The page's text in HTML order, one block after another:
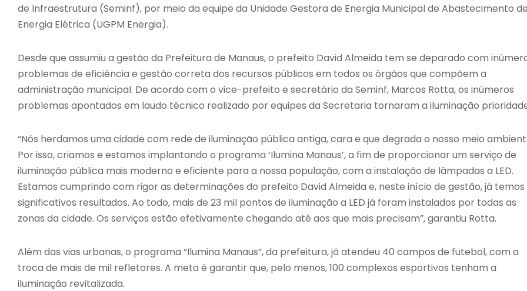
de Infraestrutura (Seminf), por meio da equipe da Unidade Gestora de Energia Municipal de Abastecimento
Energia Elétrica (UGPM Energia).
Desde que assumiu a gestão da Prefeitura de Manaus, o prefeito David Almeida tem se deparado com
problemas de eficiência e gestão correta dos recursos públicos em todos os órgãos que compõem a
administração municipal. De acordo com o vice-prefeito e secretário da Seminf, Marcos Rotta, os inúmeros
problemas apontados em laudo técnico realizado por equipes da Secretaria tornaram a iluminação
“Nós herdamos uma cidade com rede de iluminação pública antiga, cara e que degrada o nosso meio
Por isso, criamos e estamos implantando o programa ‘Ilumina Manaus’, a fim de proporcionar um serviço de
iluminação pública mais moderno e eficiente para a nossa população, com a instalação de lâmpadas a LED.
Estamos cumprindo com rigor as determinações do prefeito David Almeida e, neste início de gestão, já temos
significativos resultados. Ao todo, mais de 23 mil pontos de iluminação a LED já foram instalados por todas as
zonas da cidade. Os serviços estão efetivamente chegando até aos que mais precisam”, garantiu Rotta.
Além das vias urbanas, o programa “Ilumina Manaus”, da prefeitura, já atendeu 40 campos de futebol, com a
troca de mais de mil refletores. A meta é garantir que, pelo menos, 100 complexos esportivos tenham a
iluminação revitalizada.